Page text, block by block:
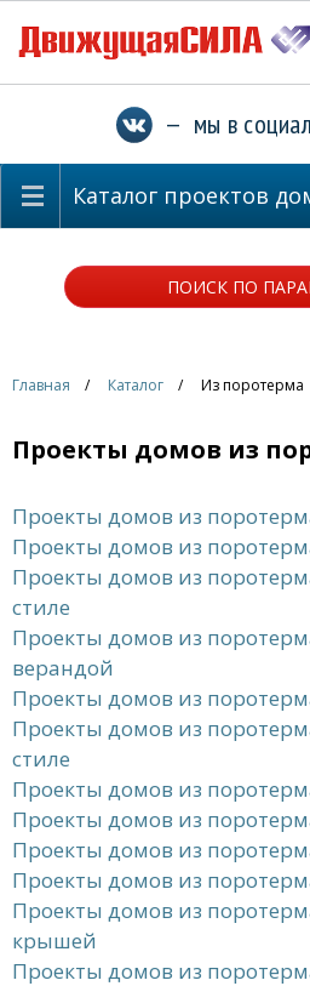
— мы в
Каталог проектов
ПОИСК ПО
Главная Каталог Из поротерма
Проекты домов из
Проекты домов из
Проекты домов из
Проекты домов из
стиле
Проекты домов из
верандой
Проекты домов из
Проекты домов из
стиле
Проекты домов из
Проекты домов из
Проекты домов из
Проекты домов из
Проекты домов из
крышей
Проекты домов из